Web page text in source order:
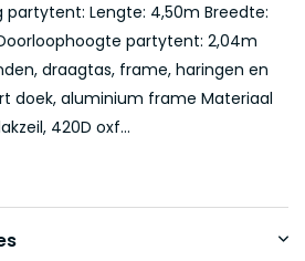
Lengte: 4,50m Breedte:
partytent: 2,04m
draagtas, frame, haringen en
doek, aluminium frame Materiaal
420D oxf...